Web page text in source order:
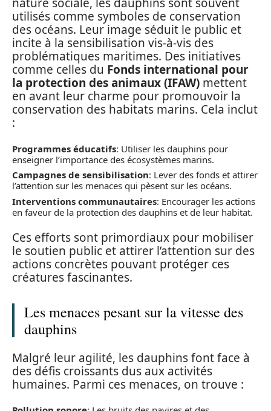
nature sociale, les dauphins sont souvent
utilisés comme symboles de conservation
des océans. Leur image séduit le public et
incite à la sensibilisation vis-à-vis des
problématiques maritimes. Des initiatives
comme celles du Fonds international pour
la protection des animaux (IFAW) mettent
en avant leur charme pour promouvoir la
conservation des habitats marins. Cela inclut
:
Programmes éducatifs: Utiliser les dauphins pour
enseigner l’importance des écosystèmes marins.
Campagnes de sensibilisation: Lever des fonds et attirer
l’attention sur les menaces qui pèsent sur les océans.
Interventions communautaires: Encourager les actions
en faveur de la protection des dauphins et de leur habitat.
Ces efforts sont primordiaux pour mobiliser
le soutien public et attirer l’attention sur des
actions concrètes pouvant protéger ces
créatures fascinantes.
Les menaces pesant sur la vitesse des
dauphins
Malgré leur agilité, les dauphins font face à
des défis croissants dus aux activités
humaines. Parmi ces menaces, on trouve :